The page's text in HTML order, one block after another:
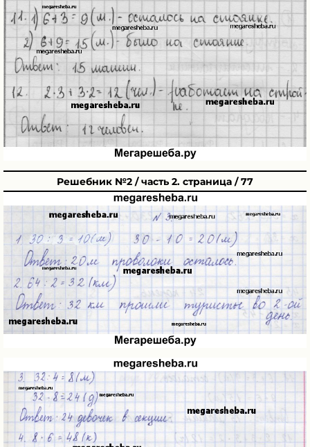
Решебник №2 / часть 2. страница / 77